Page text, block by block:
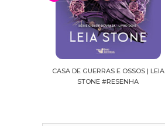
E OSSOS | LEIA
O LIVRO DE OURO DAS COPAS
2026 | LYCIO VELLOZO RIBAS